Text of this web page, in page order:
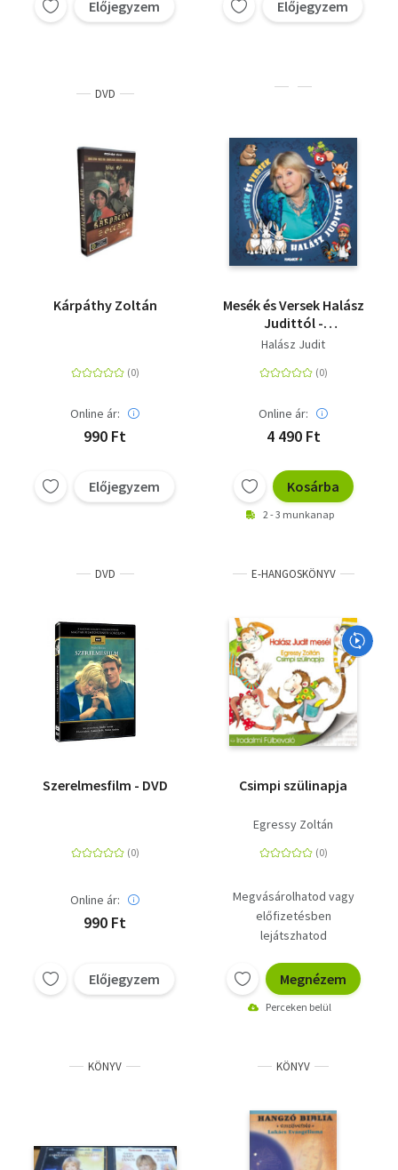
Előjegyzem Előjegyzem
DVD
Kárpáthy Zoltán
Online ár:
990 Ft
Előjegyzem
Mesék és Versek Halász
Judittól -
Hangoskönyv
Halász Judit
Online ár:
4 490 Ft
Kosárba
2 - 3 munkanap
DVD
Szerelmesfilm - DVD
Online ár:
990 Ft
Előjegyzem
E-HANGOSKÖNYV
Csimpi szülinapja
Egressy Zoltán
Megvásárolhatod vagy
előfizetésben
lejátszhatod
Megnézem
Perceken belül
KÖNYV KÖNYV